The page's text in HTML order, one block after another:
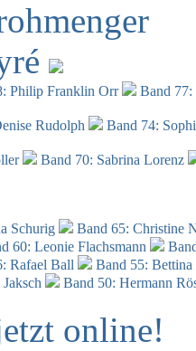
Philip Franklin Orr
Band
Rudolph
Band 74:
Band 70: Sabrina Lorenz
Schurig
Band 65: Christine
60: Leonie Flachsmann
Rafael Ball
Band 55:
Band 50: Hermann
online!